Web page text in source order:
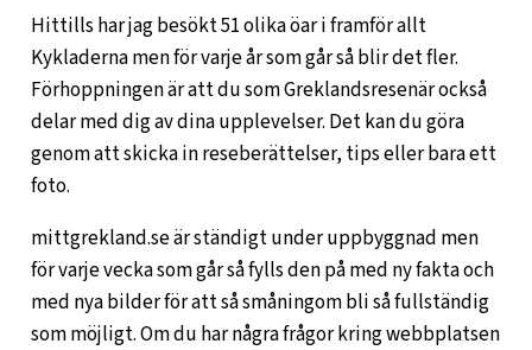
Hittills har jag besökt 51 olika öar i framför allt
Kykladerna men för varje år som går så blir det fler.
Förhoppningen är att du som Greklandsresenär också
delar med dig av dina upplevelser. Det kan du göra
genom att skicka in reseberättelser, tips eller bara ett
foto.
mittgrekland.se är ständigt under uppbyggnad men
för varje vecka som går så fylls den på med ny fakta och
med nya bilder för att så småningom bli så fullständig
som möjligt. Om du har några frågor kring webbplatsen